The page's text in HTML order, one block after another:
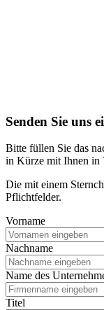
Senden Sie uns
Bitte füllen Sie das
in Kürze mit Ihnen in
Die mit einem
Pflichtfelder.
Vorname
Nachname
Name des
Titel